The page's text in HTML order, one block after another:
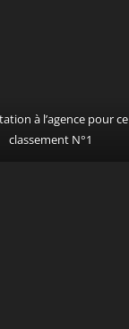
à l’agence pour ce
classement N°1